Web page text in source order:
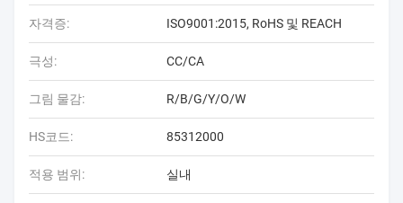
자격증: ISO9001:2015, RoHS 및 REACH
극성: CC/CA
그림 물감: R/B/G/Y/O/W
HS코드: 85312000
적용 범위: 실내